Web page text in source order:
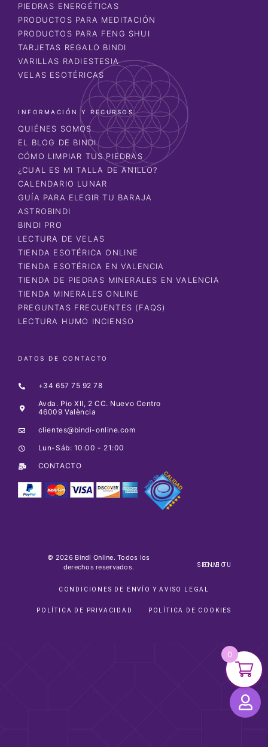
PIEDRAS ENERGÉTICAS
PRODUCTOS PARA MEDITACIÓN
PRODUCTOS PARA FENG SHUI
TARJETAS REGALO BINDI
VARILLAS RADIESTESIA
VELAS ESOTÉRICAS
INFORMACIÓN Y RECURSOS
QUIÉNES SOMOS
EL BLOG DE BINDI
CÓMO LIMPIAR TUS PIEDRAS
¿CUAL ES MI TALLA DE ANILLO?
CALENDARIO LUNAR
GUÍA PARA ELEGIR TU BARAJA
ASTROBINDI
BINDI PRO
LECTURA DE VELAS
TIENDA ESOTÉRICA ONLINE
TIENDA ESOTÉRICA EN VALENCIA
TIENDA DE PIEDRAS MINERALES EN VALENCIA
TIENDA MINERALES ONLINE
PREGUNTAS FRECUENTES (FAQS)
LECTURA HUMO INCIENSO
DATOS DE CONTACTO
+34 657 75 92 78
Avda. Pio XII, 2 CC. Nuevo Centro
46009 València
clientes@bindi-online.com
Lun-Sáb: 10:00 - 21:00
CONTACTO
© 2026 Bindi Online. Todos los
derechos reservados.
SIGUE TU ENVIO
CONDICIONES DE ENVÍO Y AVISO LEGAL
POLÍTICA DE PRIVACIDAD POLÍTICA DE COOKIES
0